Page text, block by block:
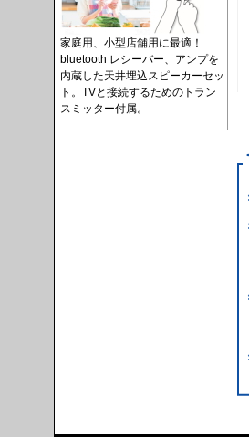
家庭用、小型店舗用に最適！
bluetooth レシーバー、アンプを
内蔵した天井埋込スピーカーセッ
ト。TVと接続するためのトラン
スミッター付属。